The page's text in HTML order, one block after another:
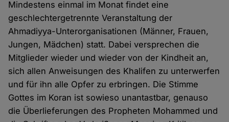
Mindestens einmal im Monat findet eine
geschlechtergetrennte Veranstaltung der
Ahmadiyya-Unterorganisationen (Männer, Frauen,
Jungen, Mädchen) statt. Dabei versprechen die
Mitglieder wieder und wieder von der Kindheit an,
sich allen Anweisungen des Khalifen zu unterwerfen
und für ihn alle Opfer zu erbringen. Die Stimme
Gottes im Koran ist sowieso unantastbar, genauso
die Überlieferungen des Propheten Mohammed und